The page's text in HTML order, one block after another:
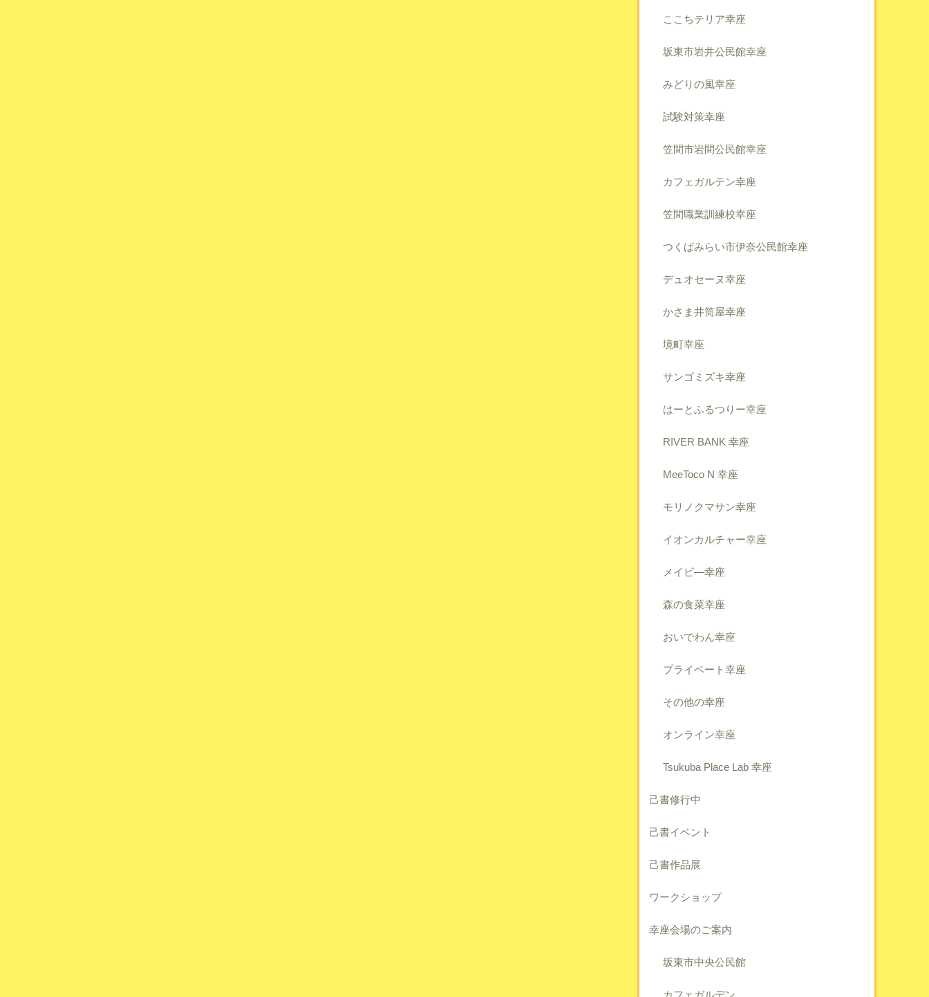
ここちテリア幸座
坂東市岩井公民館幸座
みどりの風幸座
試験対策幸座
笠間市岩間公民館幸座
カフェガルテン幸座
笠間職業訓練校幸座
つくばみらい市伊奈公民館幸座
デュオセーヌ幸座
かさま井筒屋幸座
境町幸座
サンゴミズキ幸座
はーとふるつりー幸座
RIVER BANK 幸座
MeeToco N 幸座
モリノクマサン幸座
イオンカルチャー幸座
メイビ―幸座
森の食菜幸座
おいでわん幸座
プライベート幸座
その他の幸座
オンライン幸座
Tsukuba Place Lab 幸座
己書修行中
己書イベント
己書作品展
ワークショップ
幸座会場のご案内
坂東市中央公民館
カフェガルデン